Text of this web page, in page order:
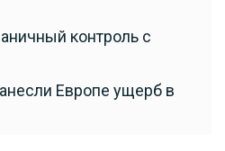
контроль с
Европе ущерб в